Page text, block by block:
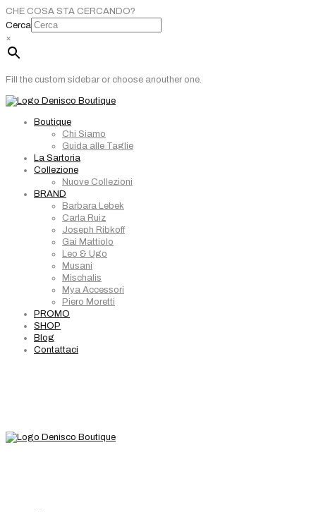
CHE COSA STA CERCANDO?
Cerca
×
Fill the custom sidebar or choose anouther one.
Boutique
Chi Siamo
Guida alle Taglie
La Sartoria
Collezione
Nuove Collezioni
BRAND
Barbara Lebek
Carla Ruiz
Joseph Ribkoff
Gai Mattiolo
Leo & Ugo
Musani
Mischalis
Mya Accessori
Piero Moretti
PROMO
SHOP
Blog
Contattaci